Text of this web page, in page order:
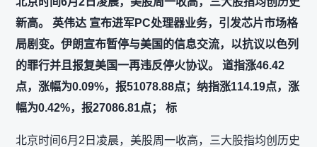
新高。 英伟达 宣布进军PC处理器业务，引发芯片市场格
局剧变。伊朗宣布暂停与美国的信息交流，以抗议以色列
的罪行并且报复美国一再违反停火协议。 道指涨46.42
点，涨幅为0.09%，报51078.88点；纳指涨114.19点，涨
幅为0.42%，报27086.81点； 标
北京时间6月2日凌晨，美股周一收高，三大股指均创历史